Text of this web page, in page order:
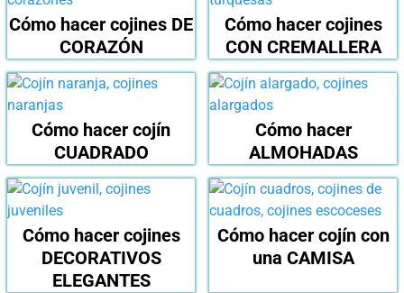
Cómo hacer cojines DE
CORAZÓN
Cómo hacer cojines
CON CREMALLERA
Cómo hacer cojín
CUADRADO
Cómo hacer
ALMOHADAS
Cómo hacer cojines
DECORATIVOS
ELEGANTES
Cómo hacer cojín con
una CAMISA